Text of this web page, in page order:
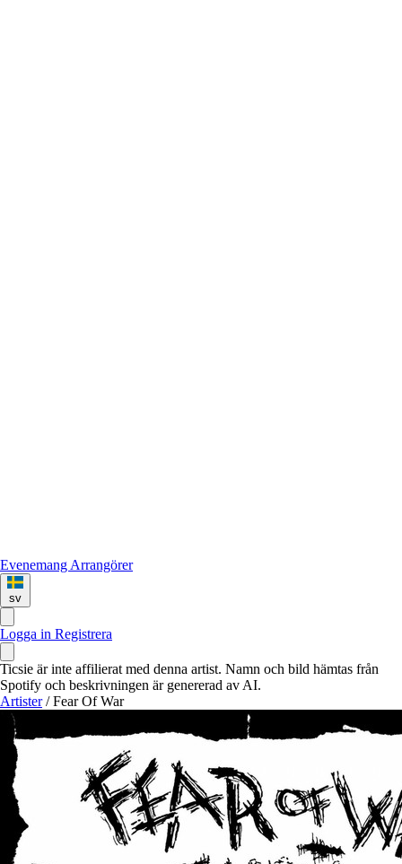
Evenemang Arrangörer
sv
Logga in Registrera
Ticsie är inte affilierat med denna artist. Namn och bild hämtas från
Spotify och beskrivningen är genererad av AI.
Artister / Fear Of War